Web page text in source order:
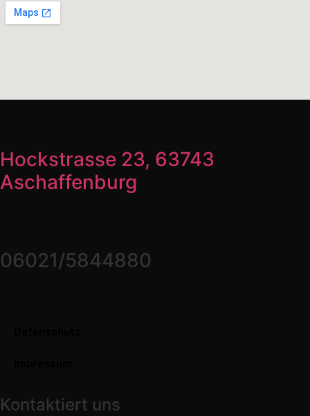
Hockstrasse 23, 63743
Aschaffenburg
06021/5844880
Kontaktiert uns